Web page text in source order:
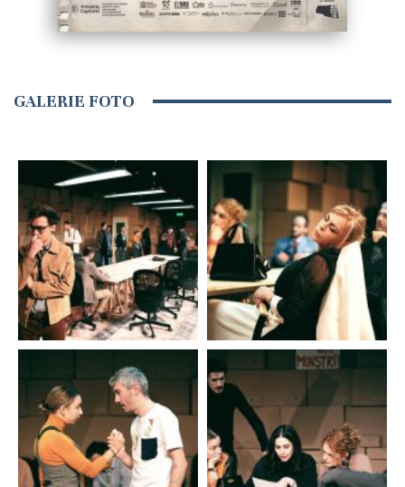
GALERIE FOTO